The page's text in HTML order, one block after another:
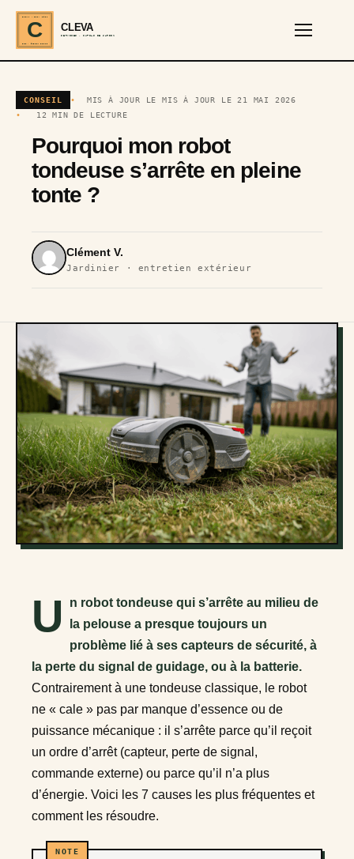
C
CLEVA · EST. 2024
REF · GARDEN TOOLS
CLEVA
SERVICES · OUTILS DE JARDIN
CONSEIL
MIS À JOUR LE MIS À JOUR LE 21 MAI 2026
12 MIN DE LECTURE
Pourquoi mon robot
tondeuse s’arrête en pleine
tonte ?
Clément V.
Jardinier · entretien extérieur
U
n robot tondeuse qui s’arrête au milieu de
la pelouse a presque toujours un
problème lié à ses capteurs de sécurité, à
la perte du signal de guidage, ou à la batterie.
Contrairement à une tondeuse classique, le robot
ne « cale » pas par manque d’essence ou de
puissance mécanique : il s’arrête parce qu’il reçoit
un ordre d’arrêt (capteur, perte de signal,
commande externe) ou parce qu’il n’a plus
d’énergie. Voici les 7 causes les plus fréquentes et
comment les résoudre.